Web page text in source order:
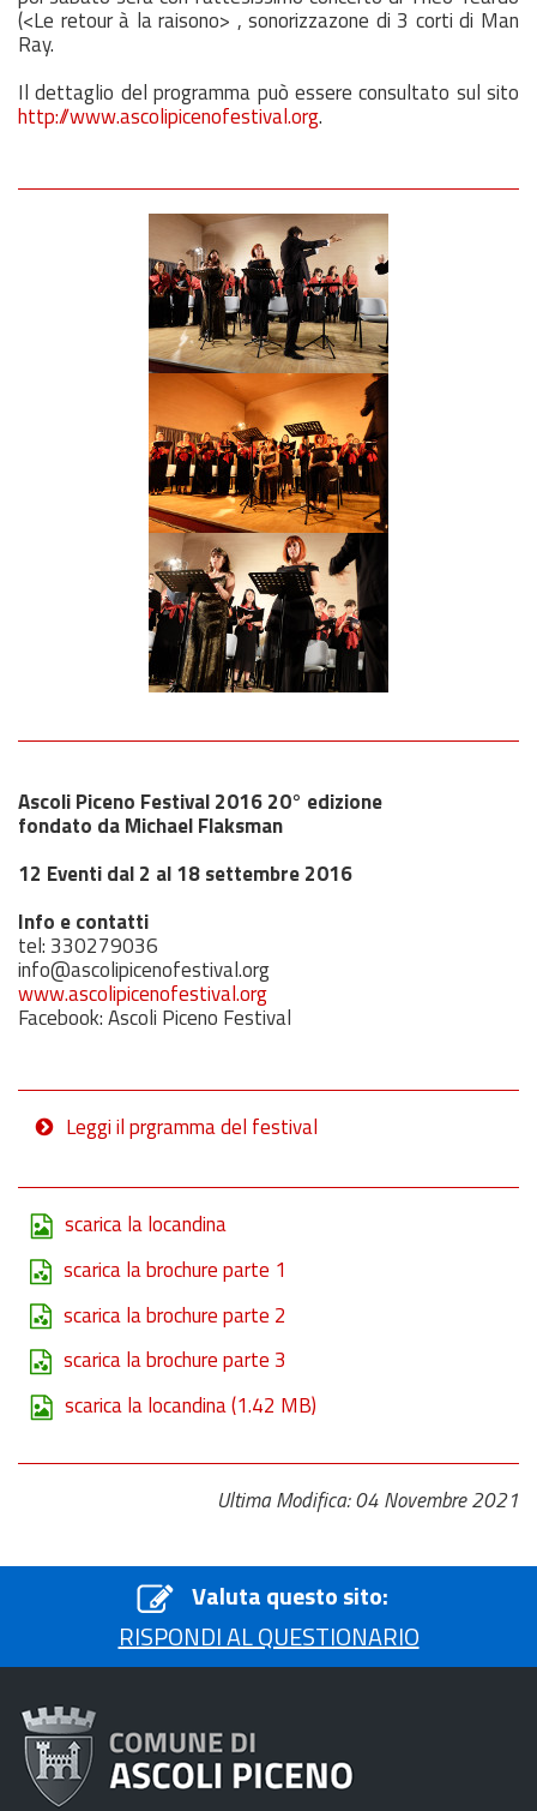
(<Le retour à la raisono> , sonorizzazone di 3 corti di Man
Ray.
Il dettaglio del programma può essere consultato sul sito
http://www.ascolipicenofestival.org.
Ascoli Piceno Festival 2016 20° edizione
fondato da Michael Flaksman
12 Eventi dal 2 al 18 settembre 2016
Info e contatti
tel: 330279036
info@ascolipicenofestival.org
www.ascolipicenofestival.org
Facebook: Ascoli Piceno Festival
Leggi il prgramma del festival
scarica la locandina
scarica la brochure parte 1
scarica la brochure parte 2
scarica la brochure parte 3
scarica la locandina(1.42 MB)
Ultima Modifica: 04 Novembre 2021
Valuta questo sito:
RISPONDI AL QUESTIONARIO